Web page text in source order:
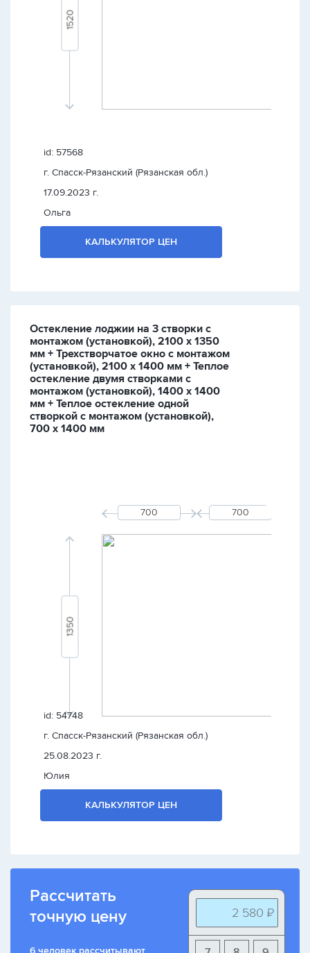
id: 57568
г. Спасск-Рязанский (Рязанская обл.)
17.09.2023 г.
Ольга
КАЛЬКУЛЯТОР ЦЕН
Остекление лоджии на 3 створки с
монтажом (установкой), 2100 х 1350
мм + Трехстворчатое окно с монтажом
(установкой), 2100 х 1400 мм + Теплое
остекление двумя створками с
монтажом (установкой), 1400 х 1400
мм + Теплое остекление одной
створкой с монтажом (установкой),
700 х 1400 мм
id: 54748
г. Спасск-Рязанский (Рязанская обл.)
25.08.2023 г.
Юлия
КАЛЬКУЛЯТОР ЦЕН
Рассчитать
точную цену
6 человек рассчитывают
2 580 ₽